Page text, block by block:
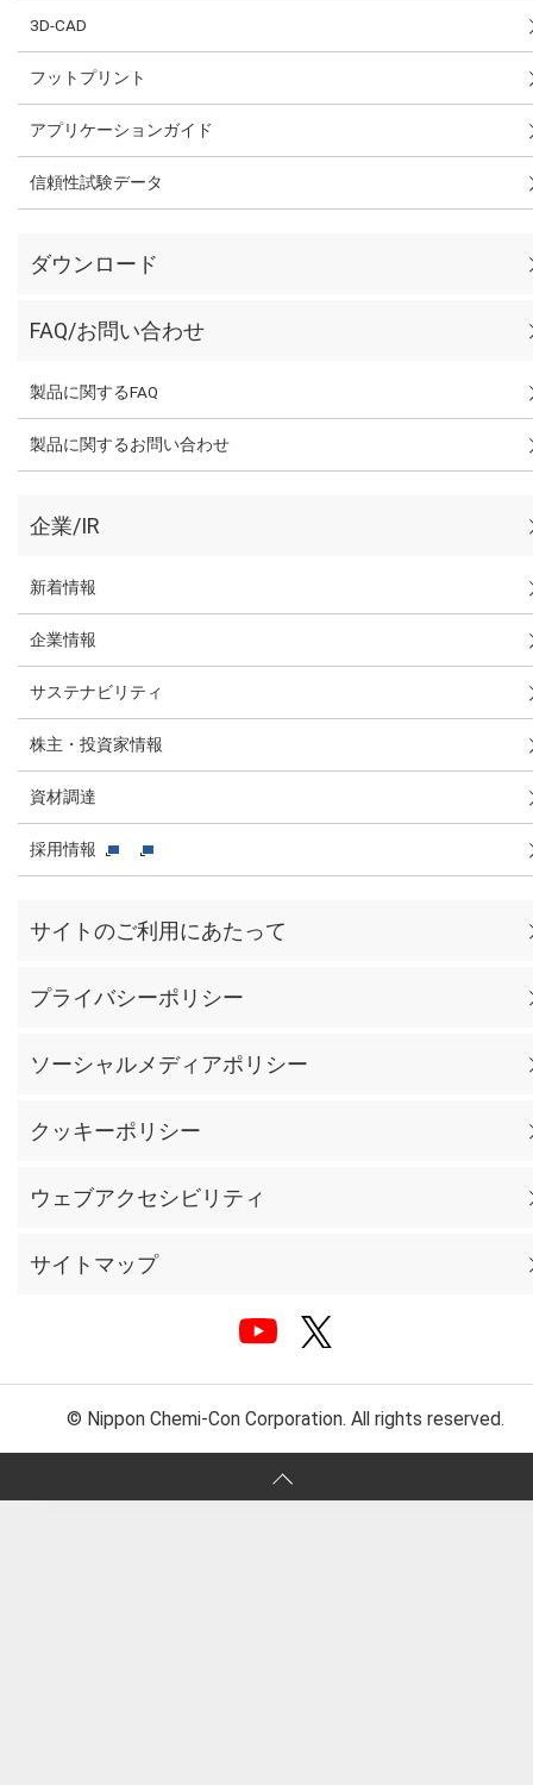
3D-CAD
フットプリント
アプリケーションガイド
信頼性試験データ
ダウンロード
FAQ/お問い合わせ
製品に関するFAQ
製品に関するお問い合わせ
企業/IR
新着情報
企業情報
サステナビリティ
株主・投資家情報
資材調達
採用情報
サイトのご利用にあたって
プライバシーポリシー
ソーシャルメディアポリシー
クッキーポリシー
ウェブアクセシビリティ
サイトマップ
© Nippon Chemi-Con Corporation. All rights reserved.